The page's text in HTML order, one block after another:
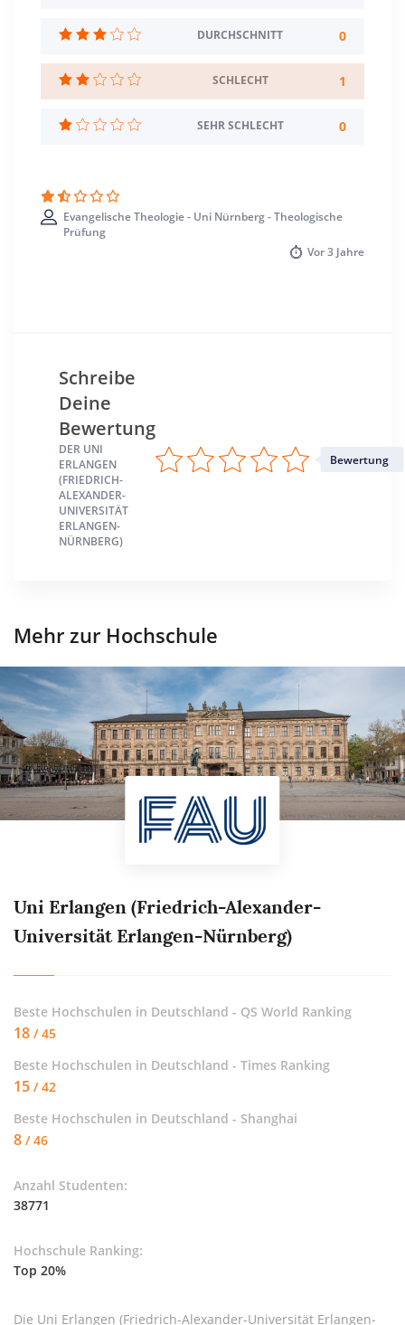
Regelstudienzeit
9 Semester
Sprache
Standort
Erlangen >> Erlangen
DURCHSCHNITT 0
SCHLECHT 1
SEHR SCHLECHT 0
Evangelische Theologie - Uni Nürnberg - Theologische
Prüfung
Vor3 Jahre
Schreibe
Deine
Bewertung
DER UNI
ERLANGEN
(FRIEDRICH-
ALEXANDER-
UNIVERSITÄT
ERLANGEN-
NÜRNBERG)
Bewertung
Mehr zur Hochschule
Uni Erlangen (Friedrich-Alexander-
Universität Erlangen-Nürnberg)
Beste Hochschulen in Deutschland - QS World Ranking
18 / 45
Beste Hochschulen in Deutschland - Times Ranking
15 / 42
Beste Hochschulen in Deutschland - Shanghai
8 / 46
Anzahl Studenten:
38771
Hochschule Ranking:
Top 20%
Die Uni Erlangen (Friedrich-Alexander-Universität Erlangen-